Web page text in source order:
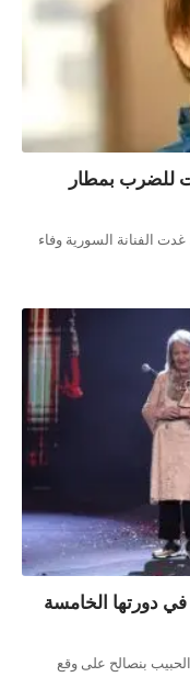
بمطار
السورية وفاء
الخامسة
بنصالح على وقع